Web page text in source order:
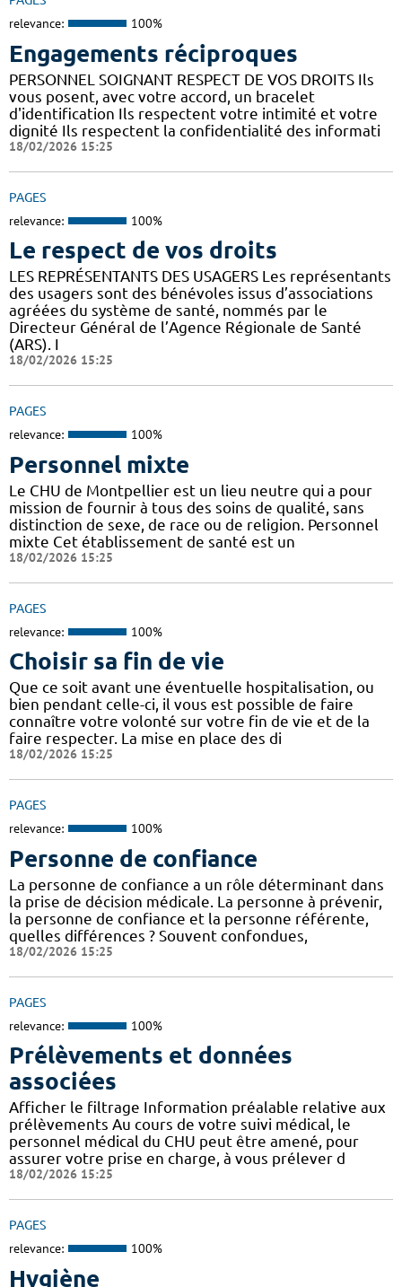
relevance: 100%
Engagements réciproques
PERSONNEL SOIGNANT RESPECT DE VOS DROITS Ils
vous posent, avec votre accord, un bracelet
d'identification Ils respectent votre intimité et votre
dignité Ils respectent la confidentialité des informati
18/02/2026 15:25
PAGES
relevance: 100%
Le respect de vos droits
LES REPRÉSENTANTS DES USAGERS Les représentants
des usagers sont des bénévoles issus d’associations
agréées du système de santé, nommés par le
Directeur Général de l’Agence Régionale de Santé
(ARS). I
18/02/2026 15:25
PAGES
relevance: 100%
Personnel mixte
Le CHU de Montpellier est un lieu neutre qui a pour
mission de fournir à tous des soins de qualité, sans
distinction de sexe, de race ou de religion. Personnel
mixte Cet établissement de santé est un
18/02/2026 15:25
PAGES
relevance: 100%
Choisir sa fin de vie
Que ce soit avant une éventuelle hospitalisation, ou
bien pendant celle-ci, il vous est possible de faire
connaître votre volonté sur votre fin de vie et de la
faire respecter. La mise en place des di
18/02/2026 15:25
PAGES
relevance: 100%
Personne de confiance
La personne de confiance a un rôle déterminant dans
la prise de décision médicale. La personne à prévenir,
la personne de confiance et la personne référente,
quelles différences ? Souvent confondues,
18/02/2026 15:25
PAGES
relevance: 100%
Prélèvements et données
associées
Afficher le filtrage Information préalable relative aux
prélèvements Au cours de votre suivi médical, le
personnel médical du CHU peut être amené, pour
assurer votre prise en charge, à vous prélever d
18/02/2026 15:25
PAGES
relevance: 100%
Hygiène